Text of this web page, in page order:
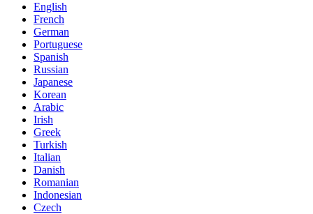
English
French
German
Portuguese
Spanish
Russian
Japanese
Korean
Arabic
Irish
Greek
Turkish
Italian
Danish
Romanian
Indonesian
Czech